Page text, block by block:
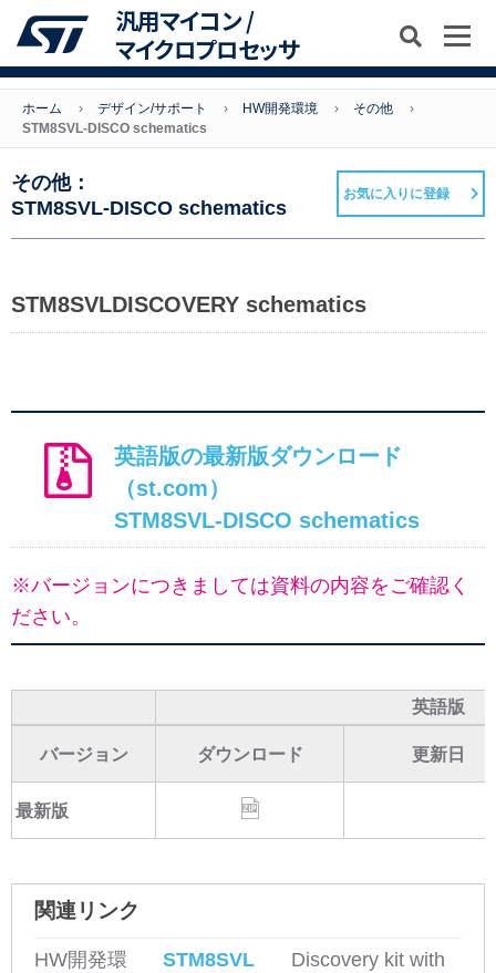
汎用マイコン /
マイクロプロセッサ
ホーム デザイン/サポート HW開発環境
その他
STM8SVL-DISCO schematics
その他：
STM8SVL-DISCO schematics
お気に入りに登録
STM8SVLDISCOVERY schematics
英語版の最新版ダウンロード
（st.com）
STM8SVL-DISCO schematics
※バージョンにつきましては資料の内容をご確認く
ださい。
英語版
バージョン ダウンロード 更新日
最新版
関連リンク
HW開発環
STM8SVL
Discovery kit with